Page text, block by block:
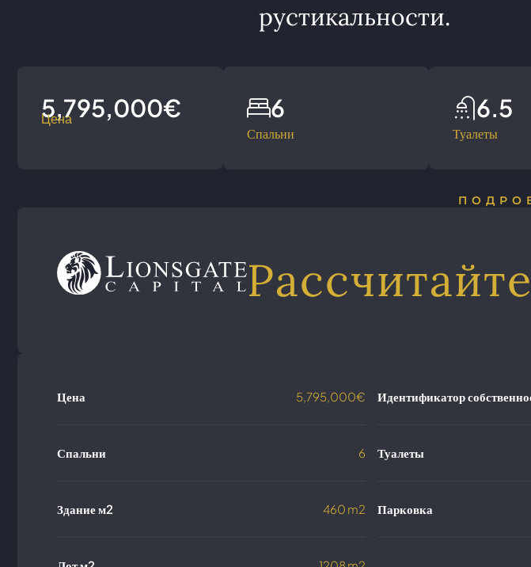
рустикальности.
5,795,000€
Цена
Спальни
6
Туалеты
6.5
Цена 5,795,000€
Спальни 6
Здание м2 460 m2
Идентификатор
Туалеты
Парковка